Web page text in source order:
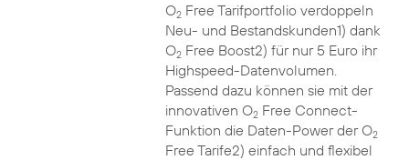
O2Free Tarifportfolio verdoppeln
Neu- und Bestandskunden1) dank
O2Free Boost2) für nur 5 Euro ihr
Highspeed-Datenvolumen.
Passend dazu können sie mit der
innovativen O2Free Connect-
Funktion die Daten-Power der O2
Free Tarife2) einfach und flexibel